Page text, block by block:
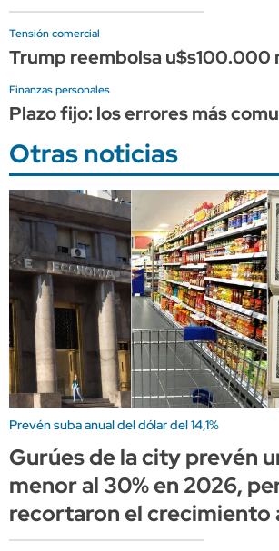
Tensión comercial
Trump reembolsa u$s100.000
Finanzas personales
Plazo fijo: los errores más
Otras noticias
Prevén suba anual del dólar del 14,1%
Gurúes de la city prevén
menor al 30% en 2026,
recortaron el crecimiento